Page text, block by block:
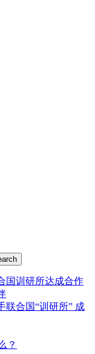
国训研所达成合作
联合国“训研所” 成
？